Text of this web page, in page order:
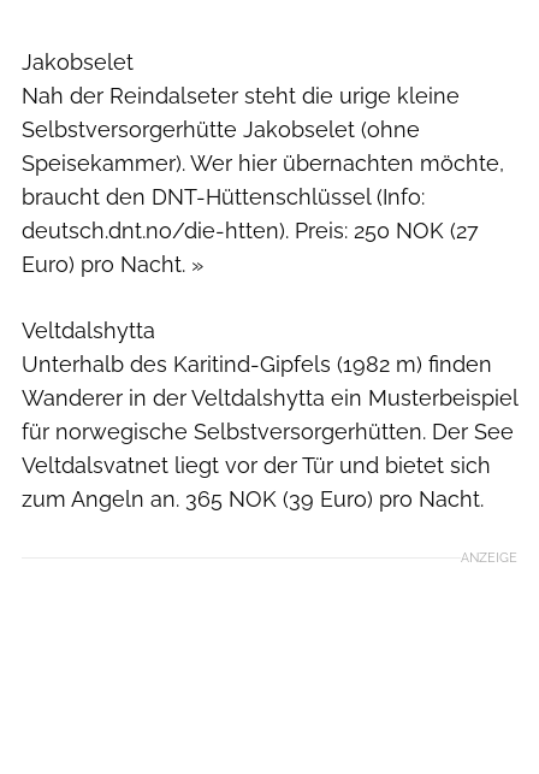
Jakobselet
Nah der Reindalseter steht die urige kleine
Selbstversorgerhütte Jakobselet (ohne
Speisekammer). Wer hier übernachten möchte,
braucht den DNT-Hüttenschlüssel (Info:
deutsch.dnt.no/die-htten). Preis: 250 NOK (27
Euro) pro Nacht. »
Veltdalshytta
Unterhalb des Karitind-Gipfels (1982 m) finden
Wanderer in der Veltdalshytta ein Musterbeispiel
für norwegische Selbstversorgerhütten. Der See
Veltdalsvatnet liegt vor der Tür und bietet sich
zum Angeln an. 365 NOK (39 Euro) pro Nacht.
ANZEIGE